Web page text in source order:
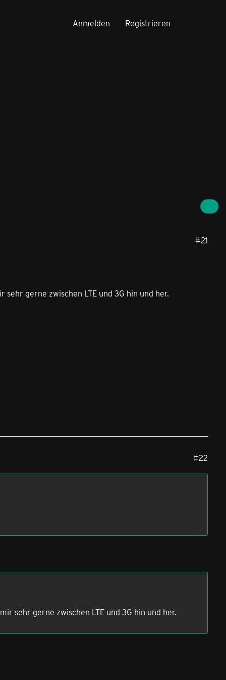
Anmelden Registrieren
#21
gerne zwischen LTE und 3G hin und her.
#22
sehr gerne zwischen LTE und 3G hin und her.